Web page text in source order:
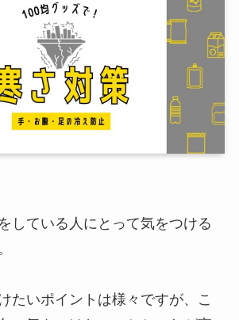
している人にとって気をつける
たいポイントは様々ですが、こ